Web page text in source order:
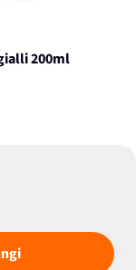
200ml